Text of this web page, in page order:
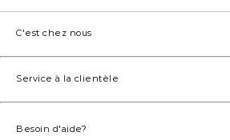
C'est chez nous
Service à la clientèle
Besoin d'aide?